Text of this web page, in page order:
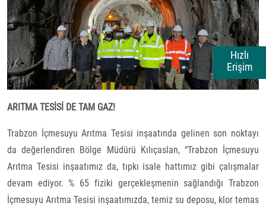
Hızlı
Erişim
ARITMA TESİSİ DE TAM GAZ!
Trabzon İçmesuyu Arıtma Tesisi inşaatında gelinen son noktayı
da değerlendiren Bölge Müdürü Kılıçaslan, “Trabzon İçmesuyu
Arıtma Tesisi inşaatımız da, tıpkı isale hattımız gibi çalışmalar
devam ediyor. % 65 fiziki gerçekleşmenin sağlandığı Trabzon
İçmesuyu Arıtma Tesisi inşaatımızda, temiz su deposu, klor temas